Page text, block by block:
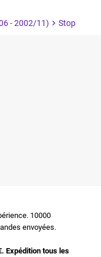
- 2002/11) chevron_right Stop
10000
envoyées.
Expédition tous les